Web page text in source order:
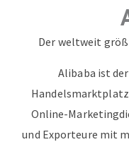
Der weltweit
Alibaba ist
Handelsmarktplatz
Online-
und Exporteure mit